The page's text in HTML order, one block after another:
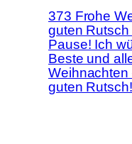
373 Frohe
guten
Pause! Ich
Beste und
guten Rutsch!